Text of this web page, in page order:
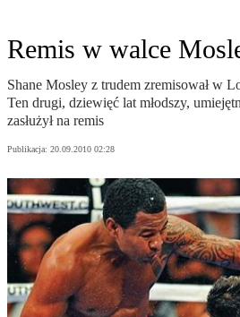
Remis w walce
Shane Mosley z trudem zremisował w
Ten drugi, dziewięć lat młodszy,
zasłużył na remis
Publikacja: 20.09.2010 02:28